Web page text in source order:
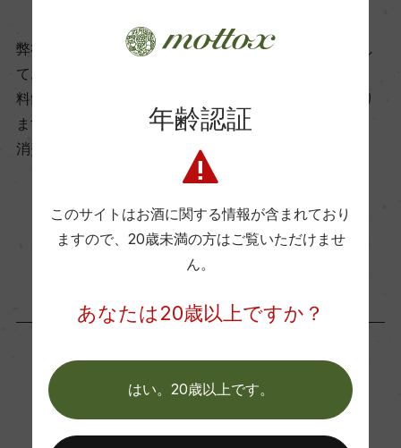
ー
有機JAS認証
ー
コンクール入賞歴
ー
Wine Advocate 獲得点
弊社は、酒類販売業免許をお持ちの販売店様とお取引し
ております。
料飲店様には帳合酒販店様を通して商品を提供しており
ます。
消費者様には酒販店様の紹介をしております
お取り寄せ可能店一覧はこちら
「生産者」が同じ商品
年齢認証
このサイトはお酒に関する情報が含まれており
ますので、 20歳未満の方はご覧いただけませ
ん。
あなたは20歳以上ですか？
はい。20歳以上です。